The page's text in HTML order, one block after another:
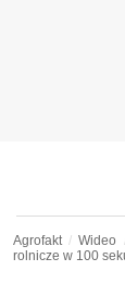
Agrofakt Wideo
rolnicze w 100